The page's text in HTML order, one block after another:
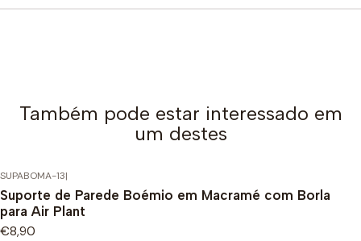
Também pode estar interessado em
um destes
SUPABOMA-13|
Suporte de Parede Boémio em Macramé com Borla
para Air Plant
€8,90